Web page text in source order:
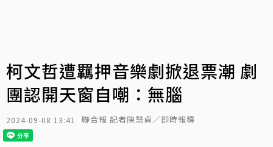
柯文哲遭羈押音樂劇掀退票潮 劇
團認開天窗自嘲：無腦
2024-09-08 13:41 聯合報 記者陳慧貞／即時報導